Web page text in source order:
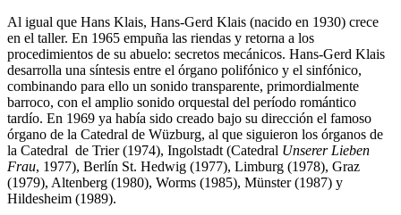
Al igual que Hans Klais, Hans-Gerd Klais (nacido en 1930) crece
en el taller. En 1965 empuña las riendas y retorna a los
procedimientos de su abuelo: secretos mecánicos. Hans-Gerd Klais
desarrolla una síntesis entre el órgano polifónico y el sinfónico,
combinando para ello un sonido transparente, primordialmente
barroco, con el amplio sonido orquestal del período romántico
tardío. En 1969 ya había sido creado bajo su dirección el famoso
órgano de la Catedral de Wüzburg, al que siguieron los órganos de
la Catedral de Trier (1974), Ingolstadt (Catedral Unserer Lieben
Frau, 1977), Berlín St. Hedwig (1977), Limburg (1978), Graz
(1979), Altenberg (1980), Worms (1985), Münster (1987) y
Hildesheim (1989).